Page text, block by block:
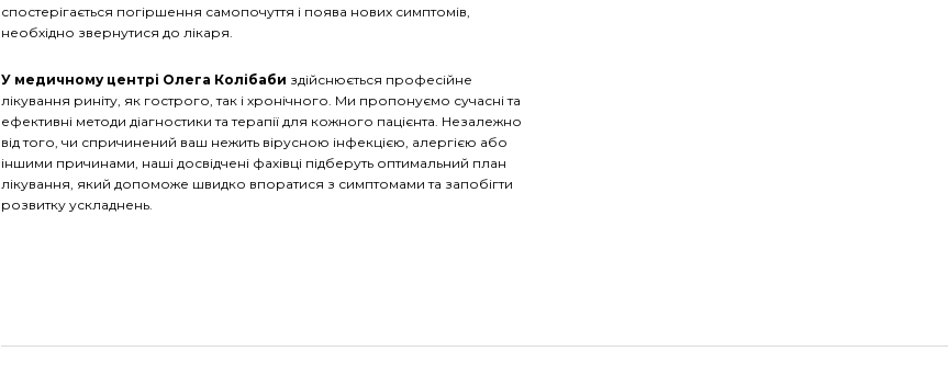
спостерігається погіршення самопочуття і поява нових симптомів,
необхідно звернутися до лікаря.
У медичному центрі Олега Колібаби здійснюється професійне
лікування риніту, як гострого, так і хронічного. Ми пропонуємо сучасні та
ефективні методи діагностики та терапії для кожного пацієнта. Незалежно
від того, чи спричинений ваш нежить вірусною інфекцією, алергією або
іншими причинами, наші досвідчені фахівці підберуть оптимальний план
лікування, який допоможе швидко впоратися з симптомами та запобігти
розвитку ускладнень.